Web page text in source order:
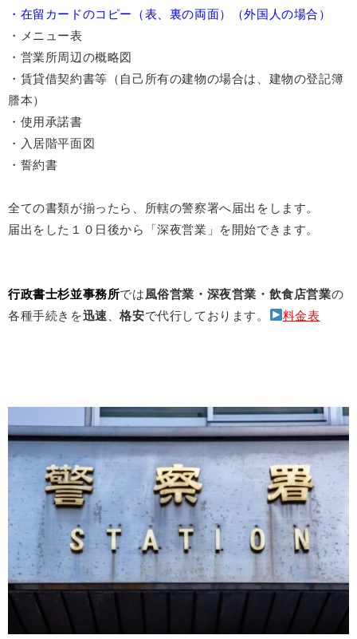
・在留カードのコピー（表、裏の両面）（外国人の場合）
・メニュー表
・営業所周辺の概略図
・賃貸借契約書等（自己所有の建物の場合は、建物の登記簿
謄本）
・使用承諾書
・入居階平面図
・誓約書
全ての書類が揃ったら、所轄の警察署へ届出をします。
届出をした１０日後から「深夜営業」を開始できます。
行政書士杉並事務所では風俗営業・深夜営業・飲食店営業の
各種手続きを迅速 、格安で代行しております。 料金表